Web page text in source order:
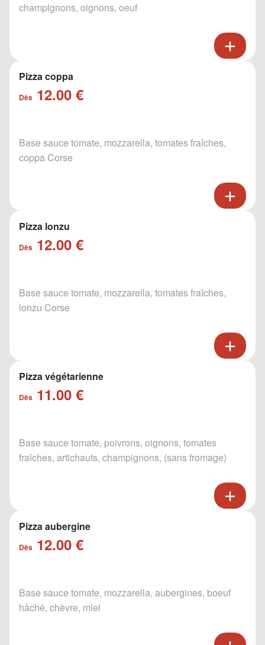
champignons, oignons, oeuf
Pizza coppa
Dès 12.00 €
Base sauce tomate, mozzarella, tomates fraîches,
coppa Corse
Pizza lonzu
Dès 12.00 €
Base sauce tomate, mozzarella, tomates fraîches,
lonzu Corse
Pizza végétarienne
Dès 11.00 €
Base sauce tomate, poivrons, oignons, tomates
fraîches, artichauts, champignons, (sans fromage)
Pizza aubergine
Dès 12.00 €
Base sauce tomate, mozzarella, aubergines, boeuf
hâché, chèvre, miel